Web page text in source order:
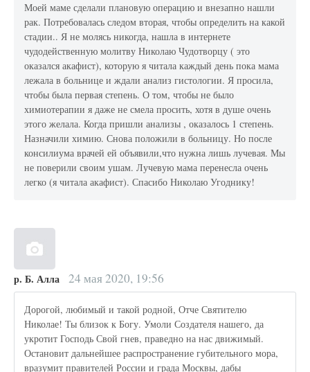
Моей маме сделали плановую операцию и внезапно нашли
рак. Потребовалась следом вторая, чтобы определить на какой
стадии.. Я не молясь никогда, нашла в интернете
чудодейственную молитву Николаю Чудотворцу ( это
оказался акафист), которую я читала каждый день пока мама
лежала в больнице и ждали анализ гистологии. Я просила,
чтобы была первая степень. О том, чтобы не было
химиотерапии я даже не смела просить, хотя в душе очень
этого желала. Когда пришли анализы , оказалось 1 степень.
Назначили химию. Снова положили в больницу. Но после
консилиума врачей ей объявили,что нужна лишь лучевая. Мы
не поверили своим ушам. Лучевую мама перенесла очень
легко (я читала акафист). Спасибо Николаю Угоднику!
р. Б. Алла 24 мая 2020, 19:56
Дорогой, любимый и такой родной, Отче Святителю
Николае! Ты близок к Богу. Умоли Создателя нашего, да
укротит Господь Свой гнев, праведно на нас движимый.
Остановит дальнейшее распространение губительного мора,
вразумит правителей России и града Москвы, дабы